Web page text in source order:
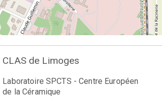
CLAS de Limoges
Laboratoire SPCTS - Centre Européen
de la Céramique